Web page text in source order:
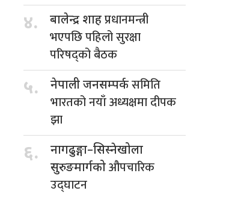
४. बालेन्द्र शाहप्रधानमन्त्री
भएपछि पहिलो सुरक्षा
परिषद्को बैठक
५. नेपाली जनसम्पर्कसमिति
भारतको नयाँ अध्यक्षमा दीपक
झा
६.
नागढुङ्गा–सिस्नेखोला
सुरुङमार्गकोऔपचारिक
उद्घाटन